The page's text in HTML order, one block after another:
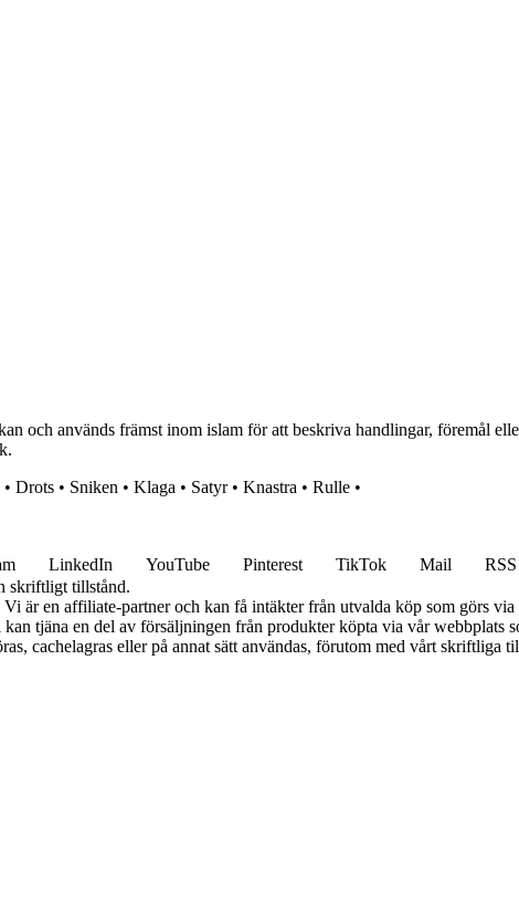
och används främst inom islam för att beskriva handlingar, föremål
• Drots • Sniken • Klaga • Satyr• Knastra • Rulle •
LinkedIn YouTube Pinterest TikTok Mail
RSS
skriftligt tillstånd.
är en affiliate-partner och kan få intäkter från utvalda köp som görs via
tjäna en del av försäljningen från produkter köpta via vår webbplats
cachelagras eller på annat sätt användas, förutom med vårt skriftliga